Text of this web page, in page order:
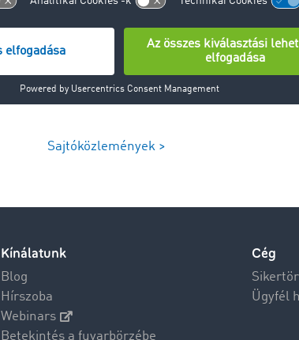
Sajtóközlemények >
Kínálatunk
Blog
Hírszoba
Webinars
Betekintés a fuvarbörzébe
Cég
Ügyfél